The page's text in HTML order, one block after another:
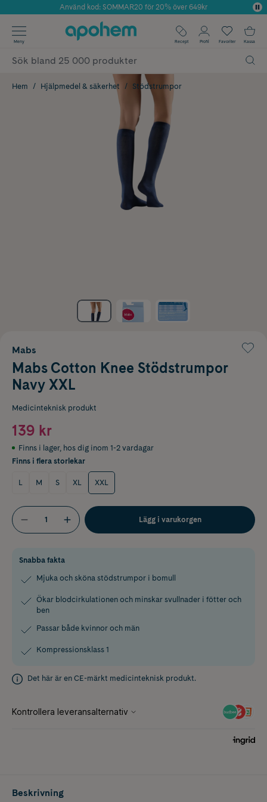
Årets Butik 2025 inom Skönhet
Använd kod: SOMMAR20 för 20% över 649kr
✓ Fri frakt
✓ Poäng på alla köp*
Meny Recept Profil Favoriter Kassa
Hem Hjälpmedel & säkerhet Stödstrumpor
Mabs
Mabs Cotton Knee Stödstrumpor
Navy XXL
Medicinteknisk produkt
139 kr
Finns i lager, hos dig inom 1-2 vardagar
Finns i flera storlekar
L M S XL XXL
Lägg i varukorgen
Snabba fakta
Mjuka och sköna stödstrumpor i bomull
Ökar blodcirkulationen och minskar svullnader i fötter och
ben
Passar både kvinnor och män
Kompressionsklass 1
Det här är en CE-märkt medicinteknisk produkt.
Beskrivning